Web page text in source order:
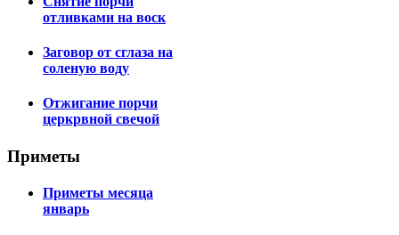
отливками на воск
Заговор от сглаза на
соленую воду
Отжигание порчи
церкрвной свечой
Приметы
Приметы месяца
январь